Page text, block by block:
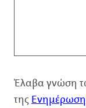
Έλαβα γνώση
της